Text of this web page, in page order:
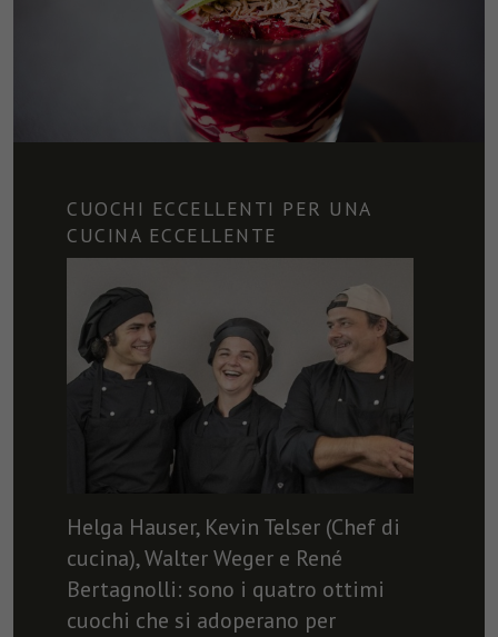
CUOCHI ECCELLENTI PER UNA
CUCINA ECCELLENTE
Helga Hauser, Kevin Telser (Chef di
cucina), Walter Weger e René
Bertagnolli: sono i quatro ottimi
cuochi che si adoperano per